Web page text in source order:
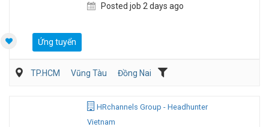
Posted job 2 days ago
Ứng tuyển
TP.HCM Vũng Tàu
Đồng Nai
HRchannels Group - Headhunter
Vietnam